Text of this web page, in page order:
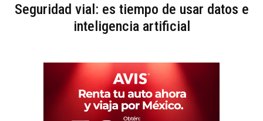
Seguridad vial: es tiempo de usar datos e
inteligencia artificial